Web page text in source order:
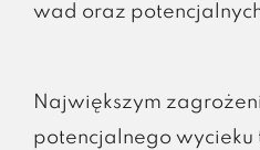
wad oraz
Największym
potencjalnego wycieku